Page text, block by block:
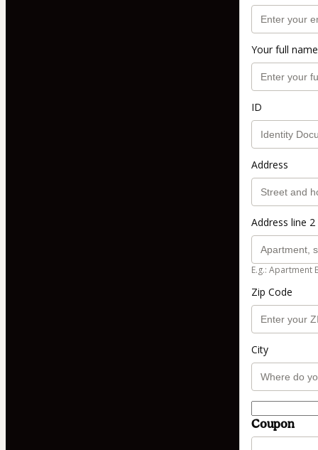
Your full name
ID
Address
Address line
E.g.: Apartment
Zip Code
City
Coupon